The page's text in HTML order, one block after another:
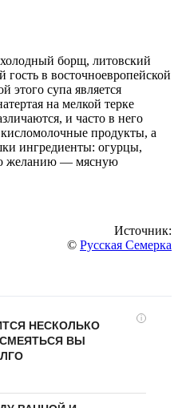
борщ, литовский
в восточноевропейской
этого супа является
на мелкой терке
и часто в него
продукты, а
ингредиенты: огурцы,
желанию — мясную
Источник:
© Русская Семерка
i
НЕСКОЛЬКО
ВЫ